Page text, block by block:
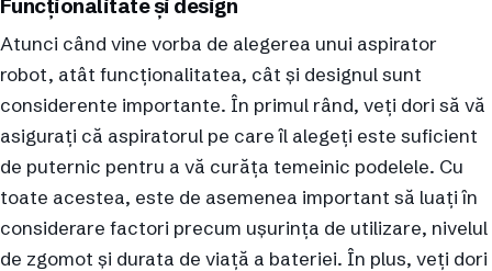
Funcționalitate și design
Atunci când vine vorba de alegerea unui aspirator
robot, atât funcționalitatea, cât și designul sunt
considerente importante. În primul rând, veți dori să vă
asigurați că aspiratorul pe care îl alegeți este suficient
de puternic pentru a vă curăța temeinic podelele. Cu
toate acestea, este de asemenea important să luați în
considerare factori precum ușurința de utilizare, nivelul
de zgomot și durata de viață a bateriei. În plus, veți dori